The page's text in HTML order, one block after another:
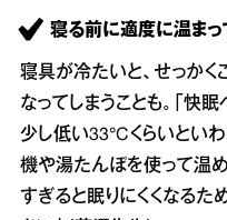
寝る前に適度に温まっ
寝具が冷たいと、せっか
なってしまうことも。「快
少し低い33°Cくらいとい
機や湯たんぽを使って温め
すぎると眠りにくくなるた